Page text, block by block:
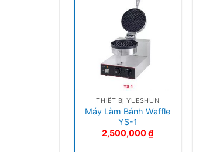
THIẾT BỊ YUESHUN
Máy Làm Bánh Waffle
YS-1
2,500,000₫